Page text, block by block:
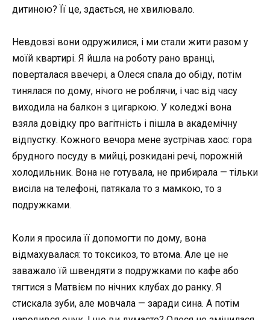
дитиною? Її це, здається, не хвилювало.
Невдовзі вони одружилися, і ми стали жити разом у
моїй квартирі. Я йшла на роботу рано вранці,
поверталася ввечері, а Олеся спала до обіду, потім
тинялася по дому, нічого не роблячи, і час від часу
виходила на балкон з цигаркою. У коледжі вона
взяла довідку про вагітність і пішла в академічну
відпустку. Кожного вечора мене зустрічав хаос: гора
брудного посуду в мийці, розкидані речі, порожній
холодильник. Вона не готувала, не прибирала — тільки
висіла на телефоні, патякала то з мамкою, то з
подружками.
Коли я просила її допомогти по дому, вона
відмахувалася: то токсикоз, то втома. Але це не
заважало їй швендяти з подружками по кафе або
тягтися з Матвієм по нічних клубах до ранку. Я
стискала зуби, але мовчала — заради сина. А потім